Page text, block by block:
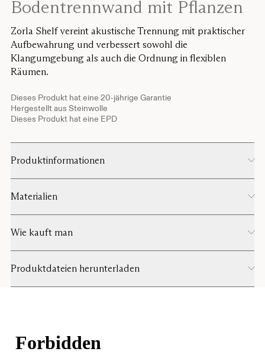
Bodentrennwand mit Pflanzen
Zorla Shelf vereint akustische Trennung mit praktischer
Aufbewahrung und verbessert sowohl die
Klangumgebung als auch die Ordnung in flexiblen
Räumen.
Dieses Produkt hat eine 20-jährige Garantie
Hergestellt aus Steinwolle
Dieses Produkt hat eine EPD
Produktinformationen
Materialien
Wie kauft man
Produktdateien herunterladen